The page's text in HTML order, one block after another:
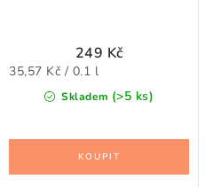
Skladem (>5 ks)
249 Kč
Měrná
35,57 Kč / 0.1 l